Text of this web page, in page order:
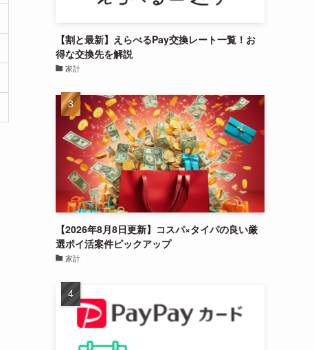
【割と最新】えらべるPay交換レート一覧！お
得な交換先を解説
家計
【2026年8月8日更新】コスパ×タイパの良い厳
選ポイ活案件ピックアップ
家計